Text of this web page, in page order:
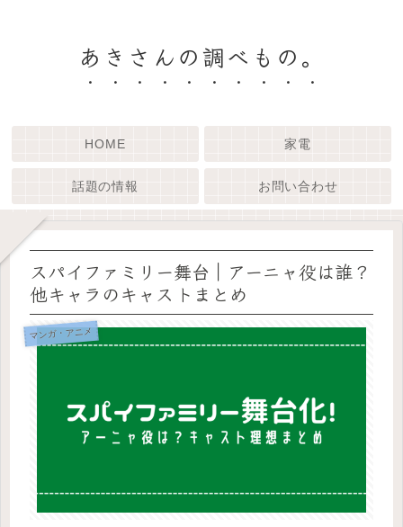
あきさんの調べもの。
HOME 家電
話題の情報 お問い合わせ
スパイファミリー舞台｜アーニャ役は誰？
他キャラのキャストまとめ
マンガ・アニメ